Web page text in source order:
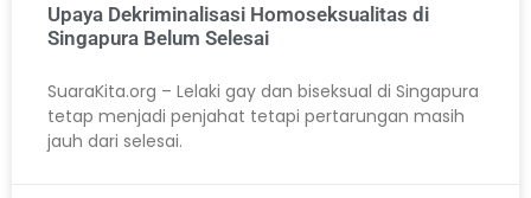
Upaya Dekriminalisasi Homoseksualitas di
Singapura Belum Selesai
SuaraKita.org – Lelaki gay dan biseksual di Singapura
tetap menjadi penjahat tetapi pertarungan masih
jauh dari selesai.